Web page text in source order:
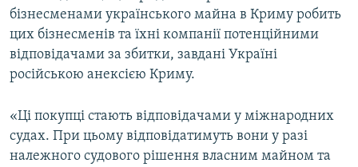
бізнесменами українського майна в Криму робить
цих бізнесменів та їхні компанії потенційними
відповідачами за збитки, завдані Україні
російською анексією Криму.
«Ці покупці стають відповідачами у міжнародних
судах. При цьому відповідатимуть вони у разі
належного судового рішення власним майном та